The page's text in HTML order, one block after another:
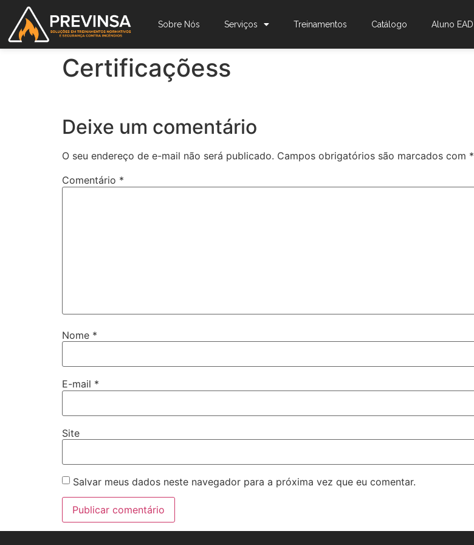
Sobre Nós Serviços Treinamentos Catálogo Aluno EAD
Certificaçõess
Deixe um comentário
O seu endereço de e-mail não será publicado. Campos obrigatórios são marcados com *
Comentário *
Nome *
E-mail *
Site
Salvar meus dados neste navegador para a próxima vez que eu comentar.